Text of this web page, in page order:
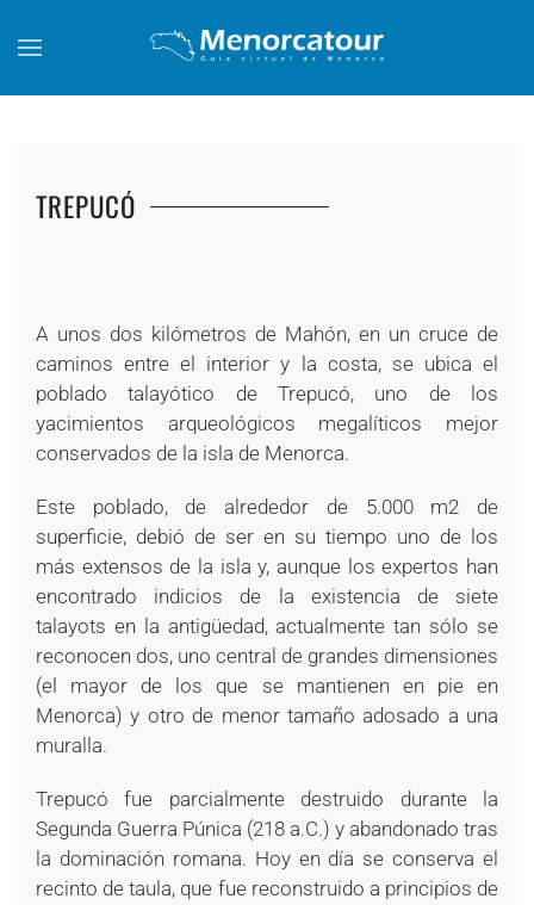
Skip to main content
TREPUCÓ
A unos dos kilómetros de Mahón, en un cruce de
caminos entre el interior y la costa, se ubica el
poblado talayótico de Trepucó, uno de los
yacimientos arqueológicos megalíticos mejor
conservados de la isla de Menorca.
Este poblado, de alrededor de 5.000 m2 de
superficie, debió de ser en su tiempo uno de los
más extensos de la isla y, aunque los expertos han
encontrado indicios de la existencia de siete
talayots en la antigüedad, actualmente tan sólo se
reconocen dos, uno central de grandes dimensiones
(el mayor de los que se mantienen en pie en
Menorca) y otro de menor tamaño adosado a una
muralla.
Trepucó fue parcialmente destruido durante la
Segunda Guerra Púnica (218 a.C.) y abandonado tras
la dominación romana. Hoy en día se conserva el
recinto de taula, que fue reconstruido a principios de